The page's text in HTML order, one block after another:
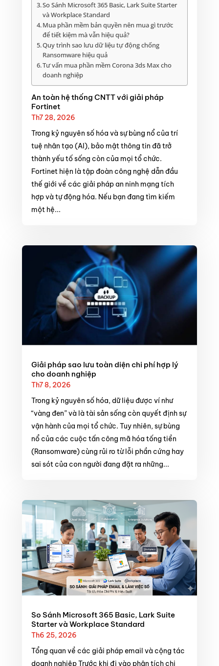
So Sánh Microsoft 365 Basic, Lark Suite Starter
và Workplace Standard
Mua phần mềm bản quyền nên mua gì trước
để tiết kiệm mà vẫn hiệu quả?
Quy trình sao lưu dữ liệu tự động chống
Ransomware hiệu quả
Tư vấn mua phần mềm Corona 3ds Max cho
doanh nghiệp
An toàn hệ thống CNTT với giải pháp
Fortinet
Th7 28, 2026
Trong kỷ nguyên số hóa và sự bùng nổ của trí
tuệ nhân tạo (AI), bảo mật thông tin đã trở
thành yếu tố sống còn của mọi tổ chức.
Fortinet hiện là tập đoàn công nghệ dẫn đầu
thế giới về các giải pháp an ninh mạng tích
hợp và tự động hóa. Nếu bạn đang tìm kiếm
một hệ...
Giải pháp sao lưu toàn diện chi phí hợp lý
cho doanh nghiệp
Th7 8, 2026
Trong kỷ nguyên số hóa, dữ liệu được ví như
“vàng đen” và là tài sản sống còn quyết định sự
vận hành của mọi tổ chức. Tuy nhiên, sự bùng
nổ của các cuộc tấn công mã hóa tống tiền
(Ransomware) cùng rủi ro từ lỗi phần cứng hay
sai sót của con người đang đặt ra những...
So Sánh Microsoft 365 Basic, Lark Suite
Starter và Workplace Standard
Th6 25, 2026
Tổng quan về các giải pháp email và cộng tác
doanh nghiệp Trước khi đi vào phân tích chi